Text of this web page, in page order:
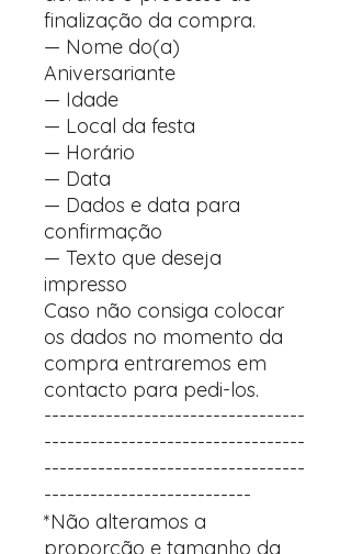
finalização da compra.
— Nome do(a)
Aniversariante
— Idade
— Local da festa
— Horário
— Data
— Dados e data para
confirmação
— Texto que deseja
impresso
Caso não consiga colocar
os dados no momento da
compra entraremos em
contacto para pedi-los.
----------------------------------
----------------------------------
----------------------------------
---------------------------
*Não alteramos a
proporção e tamanho da